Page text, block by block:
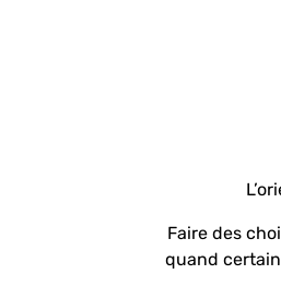
Faire des
quand